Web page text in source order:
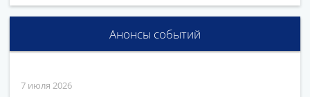
Анонсы событий
7 июля 2026